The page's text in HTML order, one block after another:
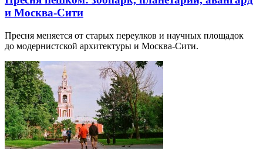
и Москва-Сити
Пресня меняется от старых переулков и научных площадок
до модернистской архитектуры и Москва-Сити.